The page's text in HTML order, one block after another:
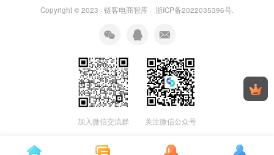
Copyright © 2023 · 链客电商智库 · 浙ICP备2022035396号.
加入微信交流群 关注微信公众号